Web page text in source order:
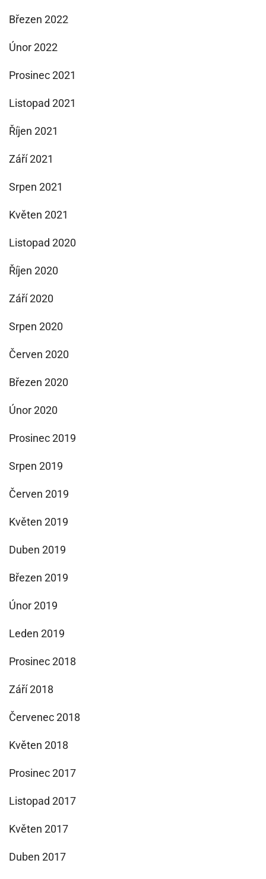
Březen 2022
Únor 2022
Prosinec 2021
Listopad 2021
Říjen 2021
Září 2021
Srpen 2021
Květen 2021
Listopad 2020
Říjen 2020
Září 2020
Srpen 2020
Červen 2020
Březen 2020
Únor 2020
Prosinec 2019
Srpen 2019
Červen 2019
Květen 2019
Duben 2019
Březen 2019
Únor 2019
Leden 2019
Prosinec 2018
Září 2018
Červenec 2018
Květen 2018
Prosinec 2017
Listopad 2017
Květen 2017
Duben 2017